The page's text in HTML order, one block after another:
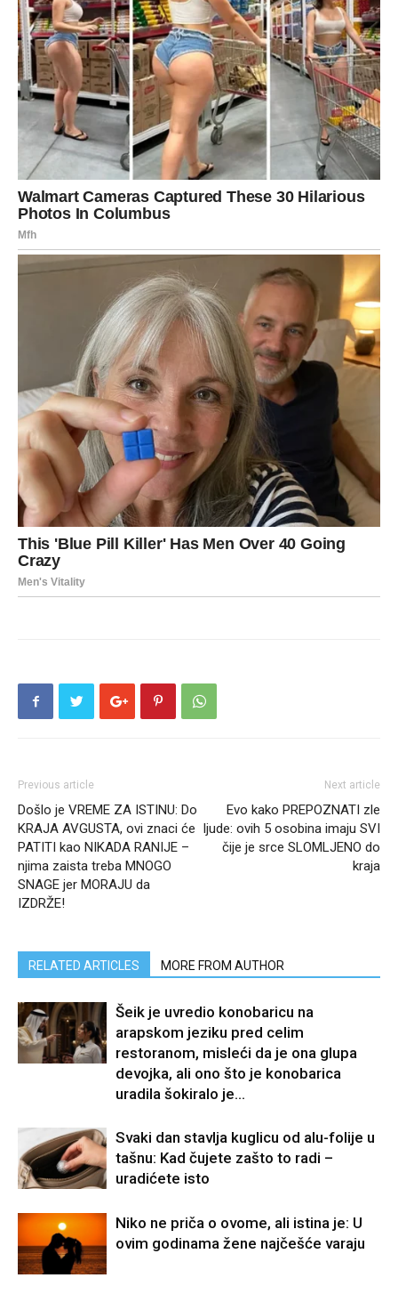
Previous article
Došlo je VREME ZA ISTINU: Do
KRAJA AVGUSTA, ovi znaci će
PATITI kao NIKADA RANIJE –
njima zaista treba MNOGO
SNAGE jer MORAJU da
IZDRŽE!
Next article
Evo kako PREPOZNATI zle
ljude: ovih 5 osobina imaju SVI
čije je srce SLOMLJENO do
kraja
RELATED ARTICLES MORE FROM AUTHOR
Šeik je uvredio konobaricu na
arapskom jeziku pred celim
restoranom, misleći da je ona glupa
devojka, ali ono što je konobarica
uradila šokiralo je...
Svaki dan stavlja kuglicu od alu-folije u
tašnu: Kad čujete zašto to radi –
uradićete isto
Niko ne priča o ovome, ali istina je: U
ovim godinama žene najčešće varaju